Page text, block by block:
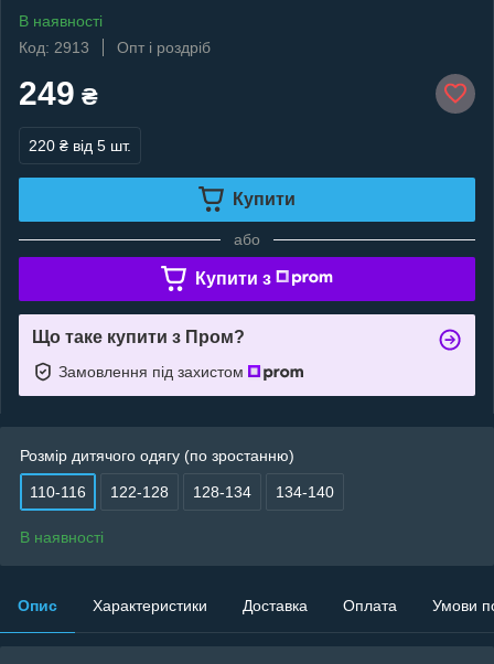
В наявності
Код: 2913
Опт і роздріб
249 ₴
220 ₴ від 5 шт.
Купити
або
Купити з
Що таке купити з Пром?
Замовлення під захистом
Розмір дитячого одягу (по зростанню)
110-116 122-128 128-134 134-140
В наявності
Опис Характеристики Доставка Оплата Умови